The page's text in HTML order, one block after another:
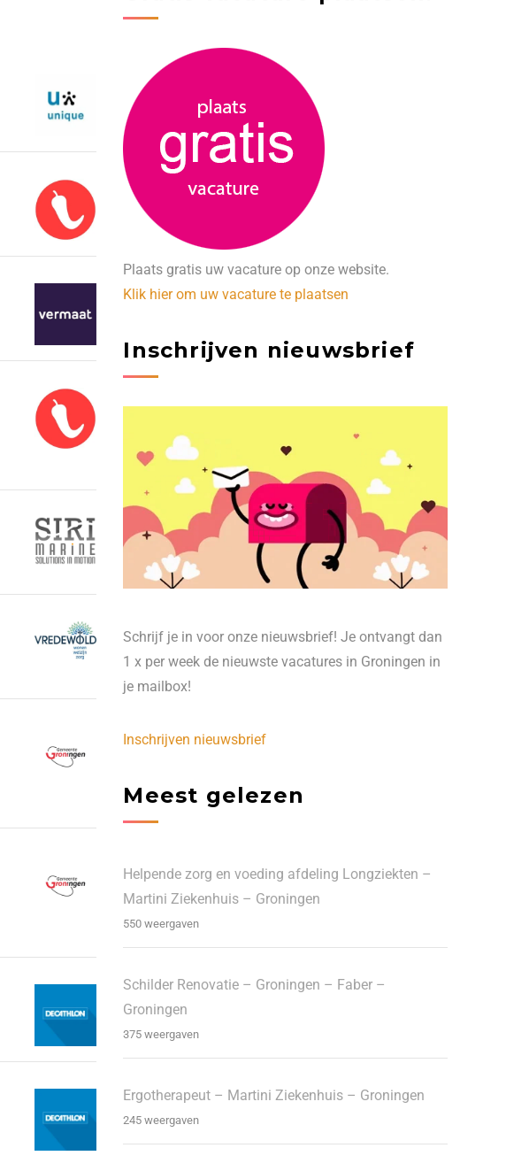
Plaats gratis uw vacature op onze website.
Klik hier om uw vacature te plaatsen
Inschrijven nieuwsbrief
Schrijf je in voor onze nieuwsbrief! Je ontvangt dan
1 x per week de nieuwste vacatures in Groningen in
je mailbox!
Inschrijven nieuwsbrief
Meest gelezen
Helpende zorg en voeding afdeling Longziekten –
Martini Ziekenhuis – Groningen
550 weergaven
Schilder Renovatie – Groningen – Faber –
Groningen
375 weergaven
Ergotherapeut – Martini Ziekenhuis – Groningen
245 weergaven